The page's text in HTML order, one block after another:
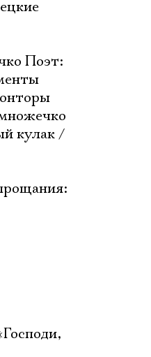
Поэт:
кулак /